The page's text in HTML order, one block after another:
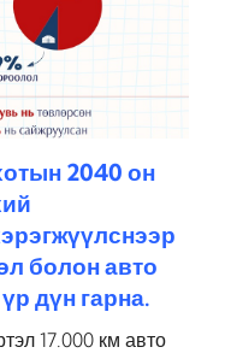
2040 он
болон авто
дүн гарна.
17.000 км авто